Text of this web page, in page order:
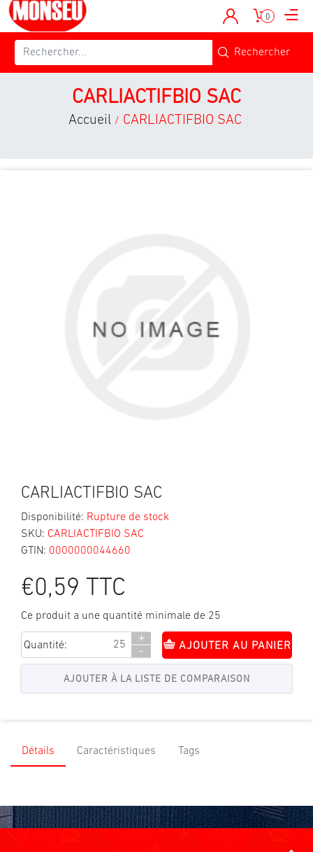
0
CARLIACTIFBIO SAC
Accueil / CARLIACTIFBIO SAC
CARLIACTIFBIO SAC
Disponibilité: Rupture de stock
SKU: CARLIACTIFBIO SAC
GTIN: 0000000044660
€0,59 TTC
Ce produit a une quantité minimale de 25
Quantité:
+
-
AJOUTER AU PANIER
Détails Caractéristiques Tags